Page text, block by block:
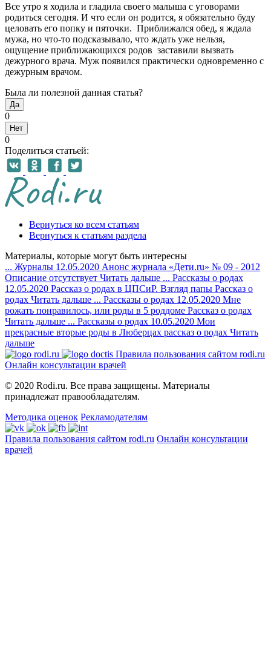
Все утро я ходила и гладила своего малыша с уговорами
родиться сегодня. И что если он родится, я обязательно буду
целовать его попку и пяточки. Приближался обед, я ждала
мужа, но что-то подсказывало, что ждать уже нельзя,
ощущение приближающихся родов заставили вызвать
дежурного врача. Муж появился практически одновременно с
дежурным врачом.
Была ли полезной данная статья?
Да
0
Нет
0
Поделиться статьей:
Вернуться ко всем статьям
Вернуться к статьям раздела
Материалы, которые могут быть интересны
... Журналы 12.05.2020 Анонс журнала «Дети.ru» № 09 - 2012
Описание отсутствует Читать дальше ... Рассказы о родах
12.05.2020 Рассказ о родах в ЦПСиР. Взгляд папы Рассказ о
родах Читать дальше ... Рассказы о родах 12.05.2020 Мне
рожать понравилось, или роды в 5 роддоме Рассказ о родах
Читать дальше ... Рассказы о родах 10.05.2020 Мои
прекрасные вторые роды в Люберцах рассказ о родах Читать
дальше
Правила пользования сайтом rodi.ru
Онлайн консультации врачей
© 2020 Rodi.ru. Все права защищены. Материалы
принадлежат правообладателям.
Методика оценок Рекламодателям
Правила пользования сайтом rodi.ru Онлайн консультации
врачей